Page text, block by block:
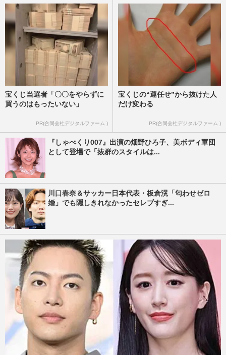
宝くじ当選者「〇〇をやらずに
買うのはもったいない」
PR(合同会社デジタルファーム )
宝くじの“運任せ”から抜けた人
だけ変わる
PR(合同会社デジタルファーム )
『しゃべくり007』出演の畑野ひろ子、美ボディ軍団
として登場で「抜群のスタイルは...
川口春奈＆サッカー日本代表・板倉滉「匂わせゼロ
婚」でも隠しきれなかったセレブすぎ...